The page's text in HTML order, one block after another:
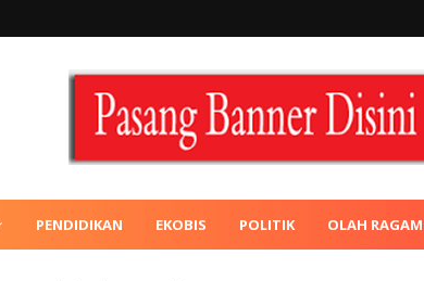
PENDIDIKAN EKOBIS POLITIK OLAH RAGAM